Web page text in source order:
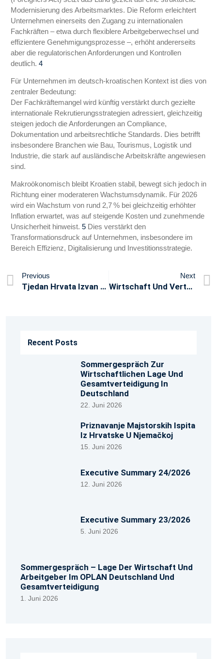
Modernisierung des Arbeitsmarktes. Die Reform erleichtert
Unternehmen einerseits den Zugang zu internationalen
Fachkräften – etwa durch flexiblere Arbeitgeberwechsel und
effizientere Genehmigungsprozesse –, erhöht andererseits
aber die regulatorischen Anforderungen und Kontrollen
deutlich. 4
Für Unternehmen im deutsch‑kroatischen Kontext ist dies von
zentraler Bedeutung:
Der Fachkräftemangel wird künftig verstärkt durch gezielte
internationale Rekrutierungsstrategien adressiert, gleichzeitig
steigen jedoch die Anforderungen an Compliance,
Dokumentation und arbeitsrechtliche Standards. Dies betrifft
insbesondere Branchen wie Bau, Tourismus, Logistik und
Industrie, die stark auf ausländische Arbeitskräfte angewiesen
sind.
Makroökonomisch bleibt Kroatien stabil, bewegt sich jedoch in
Richtung einer moderateren Wachstumsdynamik. Für 2026
wird ein Wachstum von rund 2,7 % bei gleichzeitig erhöhter
Inflation erwartet, was auf steigende Kosten und zunehmende
Unsicherheit hinweist. 5 Dies verstärkt den
Transformationsdruck auf Unternehmen, insbesondere im
Bereich Effizienz, Digitalisierung und Investitionsstrategie.
Previous
Tjedan Hrvata Izvan Republike Hrvatske
Next
Wirtschaft Und Verteidigung. Cybersicherheit. Onlineveranstaltung Am 3. Juni 2026
Recent Posts
Sommergespräch Zur
Wirtschaftlichen Lage Und
Gesamtverteidigung In
Deutschland
22. Juni 2026
Priznavanje Majstorskih Ispita
Iz Hrvatske U Njemačkoj
15. Juni 2026
Executive Summary 24/2026
12. Juni 2026
Executive Summary 23/2026
5. Juni 2026
Sommergespräch – Lage Der Wirtschaft Und
Arbeitgeber Im OPLAN Deutschland Und
Gesamtverteidigung
1. Juni 2026